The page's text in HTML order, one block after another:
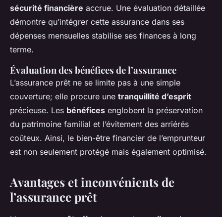
sécurité financière accrue. Une évaluation détaillée
démontre qu’intégrer cette assurance dans ses
dépenses mensuelles stabilise ses finances à long
terme.
Évaluation des bénéfices de l’assurance
L’assurance prêt ne se limite pas à une simple
couverture; elle procure une tranquillité d’esprit
précieuse. Les bénéfices englobent la préservation
du patrimoine familial et l’évitement des arriérés
coûteux. Ainsi, le bien-être financier de l’emprunteur
est non seulement protégé mais également optimisé.
Avantages et inconvénients de
l’assurance prêt